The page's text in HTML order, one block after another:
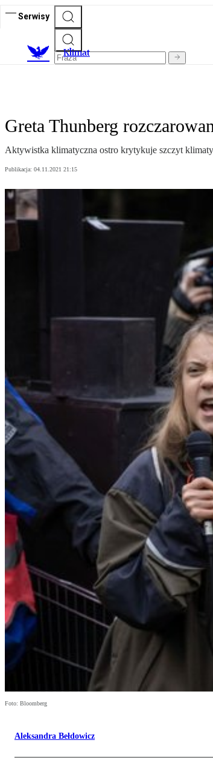
Serwisy
Klimat
Greta Thunberg
Aktywistka klimatyczna ostro krytykuje szczyt
Publikacja: 04.11.2021 21:15
Foto: Bloomberg
Aleksandra Bełdowicz